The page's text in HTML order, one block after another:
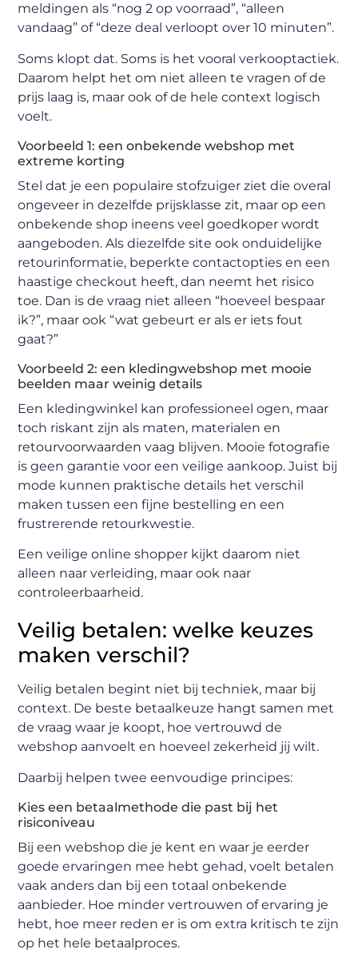
meldingen als “nog 2 op voorraad”, “alleen
vandaag” of “deze deal verloopt over 10 minuten”.
Soms klopt dat. Soms is het vooral verkooptactiek.
Daarom helpt het om niet alleen te vragen of de
prijs laag is, maar ook of de hele context logisch
voelt.
Voorbeeld 1: een onbekende webshop met
extreme korting
Stel dat je een populaire stofzuiger ziet die overal
ongeveer in dezelfde prijsklasse zit, maar op een
onbekende shop ineens veel goedkoper wordt
aangeboden. Als diezelfde site ook onduidelijke
retourinformatie, beperkte contactopties en een
haastige checkout heeft, dan neemt het risico
toe. Dan is de vraag niet alleen “hoeveel bespaar
ik?”, maar ook “wat gebeurt er als er iets fout
gaat?”
Voorbeeld 2: een kledingwebshop met mooie
beelden maar weinig details
Een kledingwinkel kan professioneel ogen, maar
toch riskant zijn als maten, materialen en
retourvoorwaarden vaag blijven. Mooie fotografie
is geen garantie voor een veilige aankoop. Juist bij
mode kunnen praktische details het verschil
maken tussen een fijne bestelling en een
frustrerende retourkwestie.
Een veilige online shopper kijkt daarom niet
alleen naar verleiding, maar ook naar
controleerbaarheid.
Veilig betalen: welke keuzes
maken verschil?
Veilig betalen begint niet bij techniek, maar bij
context. De beste betaalkeuze hangt samen met
de vraag waar je koopt, hoe vertrouwd de
webshop aanvoelt en hoeveel zekerheid jij wilt.
Daarbij helpen twee eenvoudige principes:
Kies een betaalmethode die past bij het
risiconiveau
Bij een webshop die je kent en waar je eerder
goede ervaringen mee hebt gehad, voelt betalen
vaak anders dan bij een totaal onbekende
aanbieder. Hoe minder vertrouwen of ervaring je
hebt, hoe meer reden er is om extra kritisch te zijn
op het hele betaalproces.